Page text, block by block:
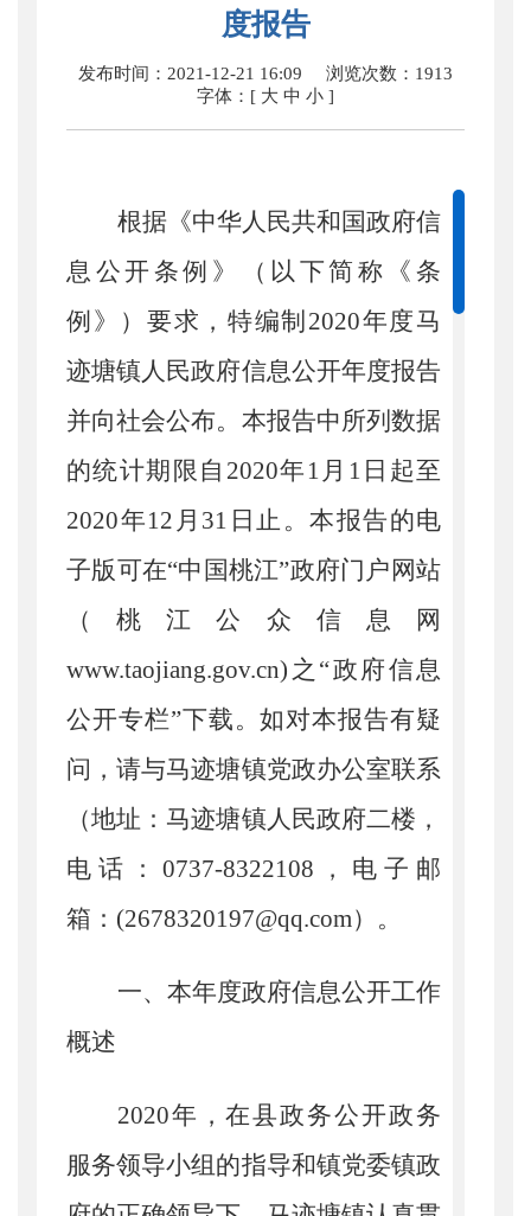
度报告
发布时间：2021-12-21 16:09 浏览次数： 1913
字体：[ 大 中 小 ]
根据《中华人民共和国政府信
息公开条例》（以下简称《条
例》）要求 ，特编制 2020年度马
迹塘镇人民政府信息公开年度报告
并向社会公布。本报告中所列数据
的统计期限自 2020年 1 月 1 日起至
2020年12 月 31 日止。本报告的电
子版可在“中国桃江”政府门户网站
（桃江公众信息网
www.taojiang.gov.cn) 之“政府信息
公开专栏”下载。如对本报告有疑
问，请与马迹塘镇党政办公室联系
（地址：马迹塘镇人民政府二楼，
电话： 0737-8322108 ，电子邮
箱： (2678320197@qq.com）。
一、本年度政府信息公开工作
概述
2020年，在县政务公开政务
服务领导小组的指导和镇党委镇政